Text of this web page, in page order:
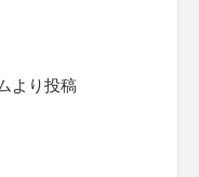
より投稿